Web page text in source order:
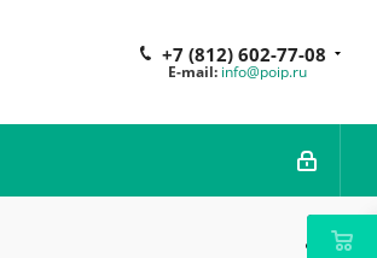
+7 (812) 602-77-08
E-mail: info@poip.ru